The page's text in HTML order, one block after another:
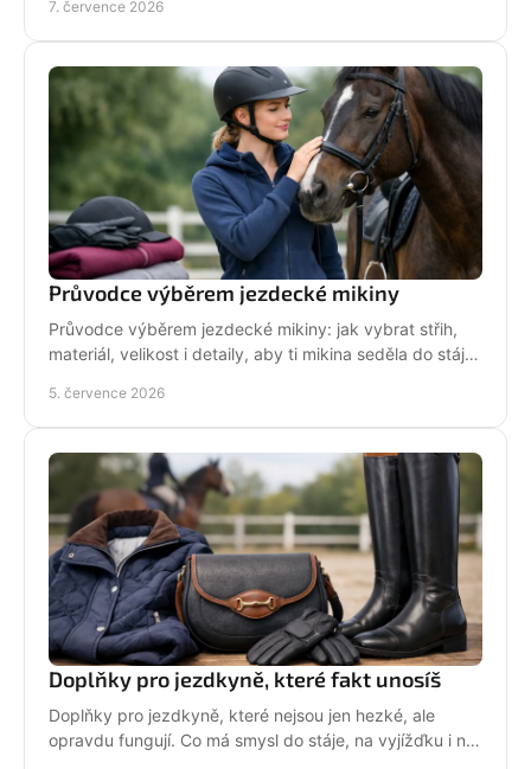
7. července 2026
Průvodce výběrem jezdecké mikiny
Průvodce výběrem jezdecké mikiny: jak vybrat střih,
materiál, velikost i detaily, aby ti mikina seděla do stáje,
5. července 2026
Doplňky pro jezdkyně, které fakt unosíš
Doplňky pro jezdkyně, které nejsou jen hezké, ale
opravdu fungují. Co má smysl do stáje, na vyjížďku i na